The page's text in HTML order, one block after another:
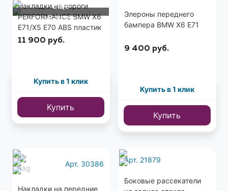
Еще
6 фото
Накладки на пороги
PERFORMANCE BMW X6
E71/X5 E70 ABS пластик
11 900 руб.
Купить в 1 клик
Купить
Элероны переднего
бампера BMW X6 E71
9 400 руб.
Купить в 1 клик
Купить
Арт. 30386
Накладки на передние
Арт. 21879
Боковые рассекатели